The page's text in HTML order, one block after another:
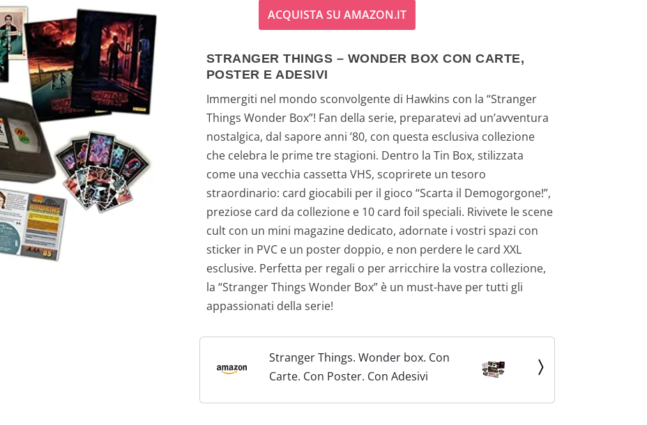
ACQUISTA SU AMAZON.IT
STRANGER THINGS – WONDER BOX CON CARTE,
POSTER E ADESIVI
Immergiti nel mondo sconvolgente di Hawkins con la “Stranger
Things Wonder Box”! Fan della serie, preparatevi ad un’avventura
nostalgica, dal sapore anni ’80, con questa esclusiva collezione
che celebra le prime tre stagioni. Dentro la Tin Box, stilizzata
come una vecchia cassetta VHS, scoprirete un tesoro
straordinario: card giocabili per il gioco “Scarta il Demogorgone!”,
preziose card da collezione e 10 card foil speciali. Rivivete le scene
cult con un mini magazine dedicato, adornate i vostri spazi con
sticker in PVC e un poster doppio, e non perdere le card XXL
esclusive. Perfetta per regali o per arricchire la vostra collezione,
la “Stranger Things Wonder Box” è un must-have per tutti gli
appassionati della serie!
Stranger Things. Wonder box. Con
Carte. Con Poster. Con Adesivi